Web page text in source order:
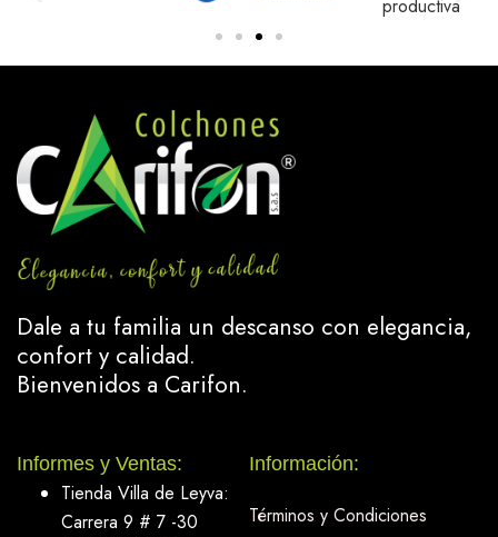
Dale a tu familia un descanso con elegancia,
confort y calidad.
Bienvenidos a Carifon.
Informes y Ventas:
Tienda Villa de Leyva:
Carrera 9 # 7 -30
Información:
Términos y Condiciones